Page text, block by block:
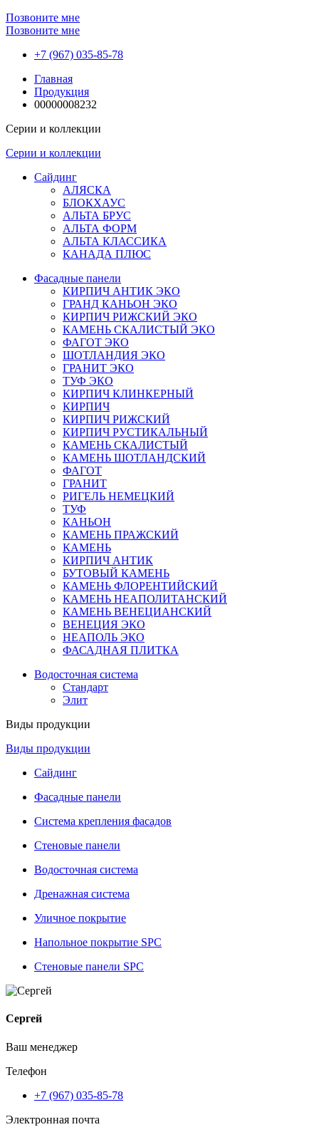
Позвоните мне
Позвоните мне
+7 (967) 035-85-78
Главная
Продукция
00000008232
Серии и коллекции
Серии и коллекции
Сайдинг
АЛЯСКА
БЛОКХАУС
АЛЬТА БРУС
АЛЬТА ФОРМ
АЛЬТА КЛАССИКА
КАНАДА ПЛЮС
Фасадные панели
КИРПИЧ АНТИК ЭКО
ГРАНД КАНЬОН ЭКО
КИРПИЧ РИЖСКИЙ ЭКО
КАМЕНЬ СКАЛИСТЫЙ ЭКО
ФАГОТ ЭКО
ШОТЛАНДИЯ ЭКО
ГРАНИТ ЭКО
ТУФ ЭКО
КИРПИЧ КЛИНКЕРНЫЙ
КИРПИЧ
КИРПИЧ РИЖСКИЙ
КИРПИЧ РУСТИКАЛЬНЫЙ
КАМЕНЬ СКАЛИСТЫЙ
КАМЕНЬ ШОТЛАНДСКИЙ
ФАГОТ
ГРАНИТ
РИГЕЛЬ НЕМЕЦКИЙ
ТУФ
КАНЬОН
КАМЕНЬ ПРАЖСКИЙ
КАМЕНЬ
КИРПИЧ АНТИК
БУТОВЫЙ КАМЕНЬ
КАМЕНЬ ФЛОРЕНТИЙСКИЙ
КАМЕНЬ НЕАПОЛИТАНСКИЙ
КАМЕНЬ ВЕНЕЦИАНСКИЙ
ВЕНЕЦИЯ ЭКО
НЕАПОЛЬ ЭКО
ФАСАДНАЯ ПЛИТКА
Водосточная система
Стандарт
Элит
Виды продукции
Виды продукции
Сайдинг
Фасадные панели
Система крепления фасадов
Стеновые панели
Водосточная система
Дренажная система
Уличное покрытие
Напольное покрытие SPC
Стеновые панели SPC
Сергей
Ваш менеджер
Телефон
+7 (967) 035-85-78
Электронная почта